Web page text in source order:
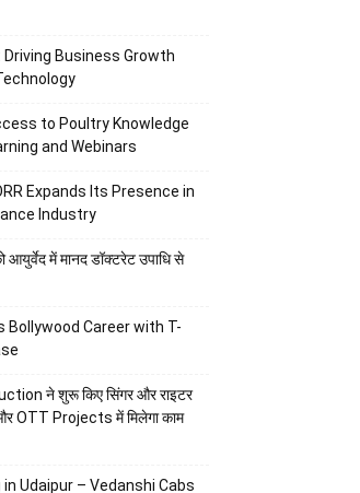
Business Growth
to Poultry Knowledge
and Webinars
Expands Its Presence in
Industry
आयुर्वेद में मानद डॉक्टरेट उपाधि से
Bollywood Career with T-
ने शुरू किए सिंगर और राइटर
OTT Projects में मिलेगा काम
in Udaipur – Vedanshi Cabs